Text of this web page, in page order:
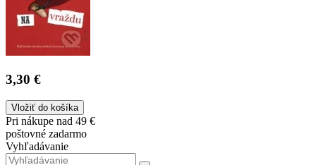
3,30 €
Vložiť do košíka
Pri nákupe nad 49 €
poštovné zadarmo
Vyhľadávanie